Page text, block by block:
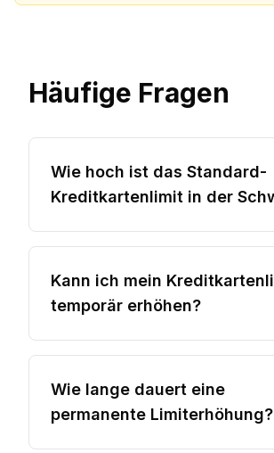
Häufige Fragen
Wie hoch ist das Standard-
Kreditkartenlimit in der
Kann ich mein
temporär erhöhen?
Wie lange dauert eine
permanente Limiterhöhung?